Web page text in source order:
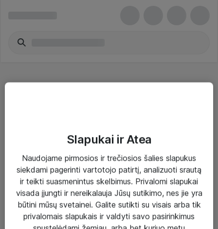
Sprendimai ir paslaugos
Paslaugos
Sprendimai
Įgyvendinti projektai
Slapukai ir Atea
Naudojame pirmosios ir trečiosios šalies slapukus
siekdami pagerinti vartotojo patirtį, analizuoti srautą
ir teikti suasmenintus skelbimus. Privalomi slapukai
visada įjungti ir nereikalauja Jūsų sutikimo, nes jie yra
būtini mūsų svetainei. Galite sutikti su visais arba tik
privalomais slapukais ir valdyti savo pasirinkimus